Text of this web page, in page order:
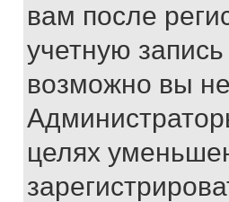
вам после
учетную
возможно вы
целях